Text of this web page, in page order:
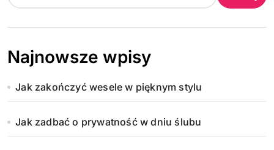
Najnowsze wpisy
Jak zakończyć wesele w pięknym stylu
Jak zadbać o prywatność w dniu ślubu